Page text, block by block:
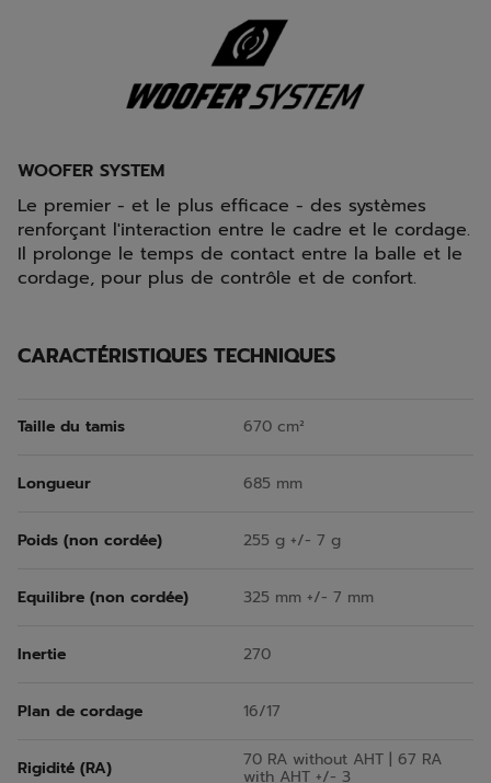
WOOFER SYSTEM
Le premier - et le plus efficace - des systèmes
renforçant l'interaction entre le cadre et le cordage.
Il prolonge le temps de contact entre la balle et le
cordage, pour plus de contrôle et de confort.
CARACTÉRISTIQUES TECHNIQUES
Taille du tamis 670 cm²
Longueur 685 mm
Poids (non cordée) 255 g +/- 7 g
Equilibre (non cordée) 325 mm +/- 7 mm
Inertie 270
Plan de cordage 16/17
Rigidité (RA) 70 RA without AHT | 67 RA
with AHT +/- 3